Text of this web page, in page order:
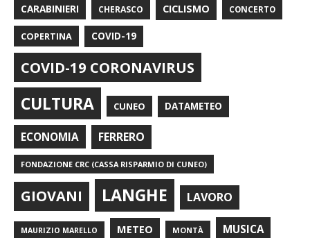
CARABINIERI CHERASCO CICLISMO CONCERTO
COPERTINA COVID-19
COVID-19 CORONAVIRUS
CULTURA CUNEO DATAMETEO
ECONOMIA FERRERO
FONDAZIONE CRC (CASSA RISPARMIO DI CUNEO)
GIOVANI LANGHE LAVORO
MAURIZIO MARELLO METEO MONTÀ MUSICA